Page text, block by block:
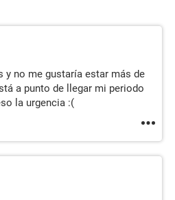
y no me gustaría estar más de
a punto de llegar mi periodo
la urgencia :(